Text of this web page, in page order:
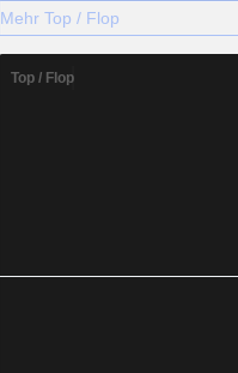
Mehr Top / Flop
Top / Flop